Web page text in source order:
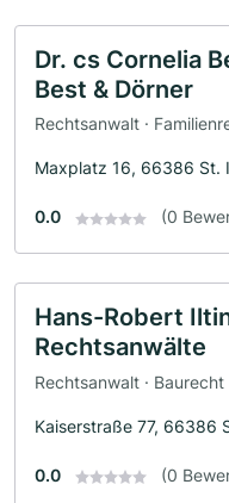
Dr. cs Cornelia
Best & Dörner
Rechtsanwalt ·
Maxplatz 16, 66386 St.
0.0 (0
Hans-Robert
Rechtsanwälte
Rechtsanwalt ·
Kaiserstraße 77, 66386
0.0 (0